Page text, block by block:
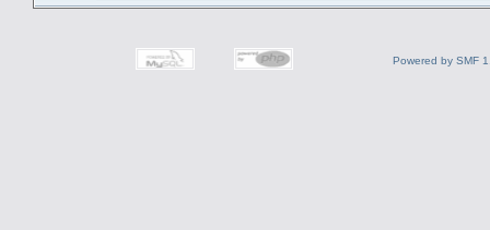
Powered by SMF